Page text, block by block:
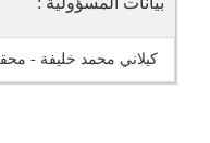
كيلاني محمد خليفة -